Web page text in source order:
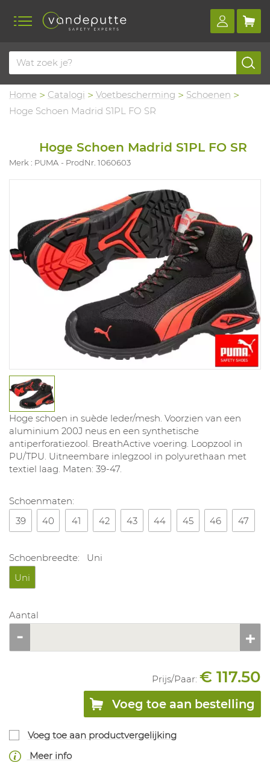
Home Catalogi Voetbescherming
Schoenen
Hoge Schoen Madrid S1PL FO SR
Hoge Schoen Madrid S1PL FO SR
Merk : PUMA ProdNr. 1060603
Hoge schoen in suède leder/mesh. Voorzien van een
aluminium 200J neus en een synthetische
antiperforatiezool. BreathActive voering. Loopzool in
PU/TPU. Uitneembare inlegzool in polyurethaan met
textiel laag. Maten: 39-47.
Schoenmaten:
39
40 41 42 43 44 45 46 47
Schoenbreedte:
Uni
Uni
Aantal
Prijs/Paar: € 117.50
Voeg toe aan bestelling
Voeg toe aan productvergelijking
Meer info